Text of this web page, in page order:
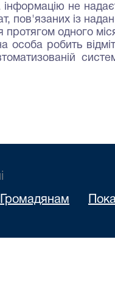
не
пов'язаних із
протягом одного
особа робить
Громадянам